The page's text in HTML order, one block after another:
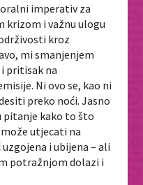
imperativ za
krizom i važnu ulogu
kroz
mi smanjenjem
pritisak na
Ni ovo se, kao ni
preko noći. Jasno
pitanje kako to što
utjecati na
i ubijena – ali
potražnjom dolazi i